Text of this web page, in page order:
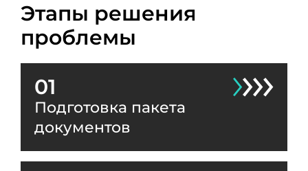
Этапы решения
проблемы
01
Подготовка пакета
документов